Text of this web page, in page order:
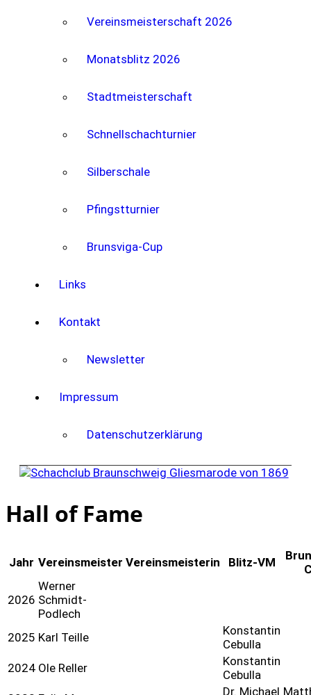
Vereinsmeisterschaft 2026
Monatsblitz 2026
Stadtmeisterschaft
Schnellschachturnier
Silberschale
Pfingstturnier
Brunsviga-Cup
Links
Kontakt
Newsletter
Impressum
Datenschutzerklärung
Hall of Fame
Jahr Vereinsmeister Vereinsmeisterin Blitz-VM
2026
Werner
Schmidt-
Podlech
2025 Karl Teille
Konstantin
Cebulla
2024 Ole Reller
Konstantin
Cebulla
Dr. Michael